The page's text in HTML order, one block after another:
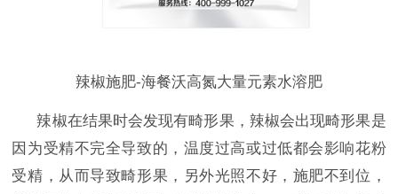
辣椒施肥-海餐沃高氮大量元素水溶肥
辣椒在结果时会发现有畸形果，辣椒会出现畸形果是
因为受精不完全导致的，温度过高或过低都会影响花粉
受精，从而导致畸形果，另外光照不好，施肥不到位，